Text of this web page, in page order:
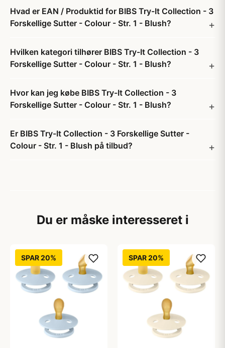
Hvad er EAN / Produktid for BIBS Try-It Collection - 3
Forskellige Sutter - Colour - Str. 1 - Blush?
Hvilken kategori tilhører BIBS Try-It Collection - 3
Forskellige Sutter - Colour - Str. 1 - Blush?
Hvor kan jeg købe BIBS Try-It Collection - 3
Forskellige Sutter - Colour - Str. 1 - Blush?
Er BIBS Try-It Collection - 3 Forskellige Sutter -
Colour - Str. 1 - Blush på tilbud?
Du er måske interesseret i
SPAR 20% SPAR 20%